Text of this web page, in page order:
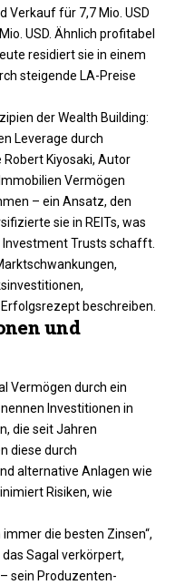
Verkauf für 7,7 Mio. USD
USD. Ähnlich profitabel
residiert sie in einem
steigende LA-Preise
der Wealth Building:
Leverage durch
Kiyosaki, Autor
Vermögen
– ein Ansatz, den
sie in REITs, was
Trusts schafft.
beschreiben.​
und
Vermögen durch ein
Investitionen in
die seit Jahren
diese durch
alternative Anlagen wie
Risiken, wie
die besten Zinsen“,
Sagal verkörpert,
sein Produzenten-